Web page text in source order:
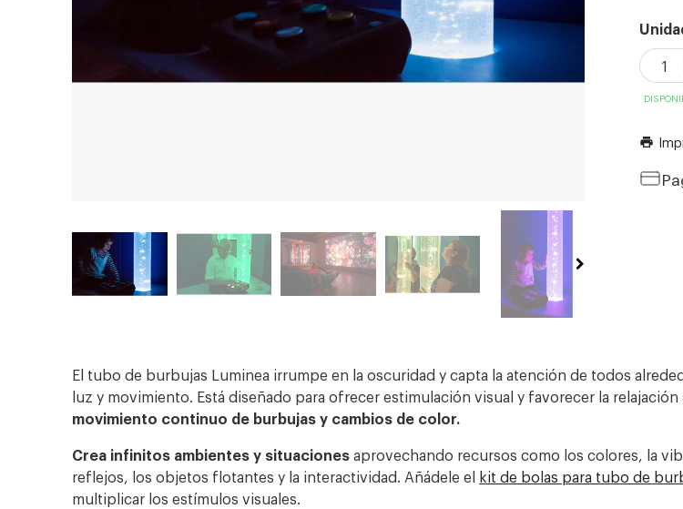
print
El tubo de burbujas Luminea irrumpe en la oscuridad y capta la atención de todos
luz y movimiento. Está diseñado para ofrecer estimulación visual y favorecer la relajación
movimiento continuo de burbujas y cambios de color.
Crea infinitos ambientes y situacionesaprovechando recursos como los colores, la
reflejos, los objetos flotantes y la interactividad. Añádele el kit de bolas para tubo de
multiplicar los estímulos visuales.